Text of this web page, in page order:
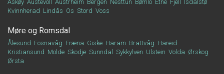
Askøy Austevoll Austrheim Bergen Nesttun Bømlo Etne Fjell
Isdalstø
Kvinnherad Lindås Os Stord Voss
Møre og Romsdal
Ålesund Fosnavåg Fræna Giske Haram Brattvåg Hareid
Kristiansund Molde Skodje Sunndal Sykkylven Ulstein Volda Ørskog
Ørsta